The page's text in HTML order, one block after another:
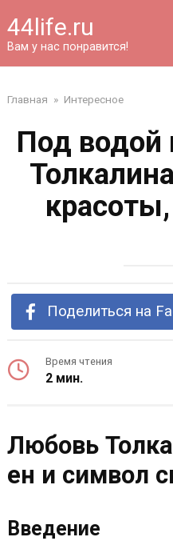
44life.ru
Вам у нас понравится!
Главная » Интересное
Под водой
Поделиться на
Время чтения
2 мин.
Любовь
ен и символ
Введение